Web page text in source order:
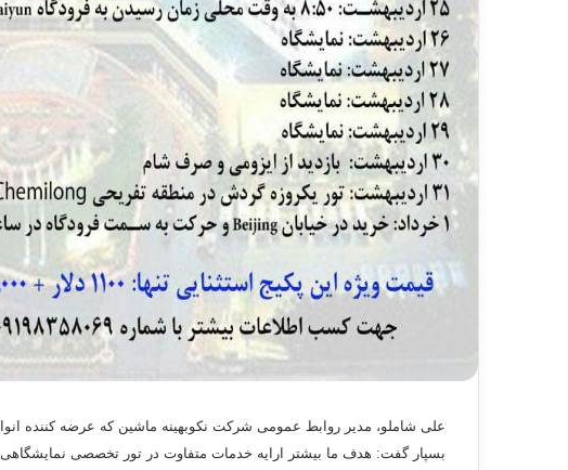
علی شاملو، مدیر روابط عمومی شرکت نکوبهینه ماشین که عرضه کننده
بسپار گفت: هدف ما بیشتر ارایه خدمات متفاوت در تور تخصصی